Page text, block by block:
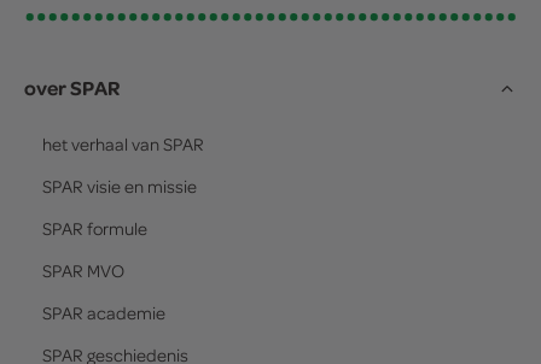
over SPAR
het verhaal van SPAR
SPAR visie en missie
SPAR formule
SPAR MVO
SPAR academie
SPAR geschiedenis